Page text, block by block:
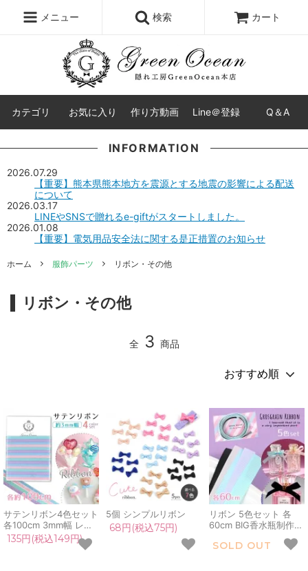
メニュー 検索 カート
カテゴリ お気に入り 作り方動画 Line＠登録 Q＆A
INFORMATION
2026.07.29
【重要】熊本県熊本地方を震源とする地震の影響による配送
について
2026.03.17
LINEやSNSで贈れるe-giftがスタートしました。
2026.01.08
【重要】電気用品安全法に関する是正措置のお知らせ
ホーム 服飾パーツ リボン・その他
リボン・その他
全 3 商品
サテンリボン4色セット
各100cm 3mm幅 レフ
ィル リフィル りぼん
エメラルドグリーン パ
135円(税込149円)
5個 シンプルリボン
68円(税込75円)
リボン 5色セット 各
60cm BIG香水瓶制作
立体香水瓶制作 アクセ
サリー 手芸 手作り ハ
SOLD OUT
シリコンモールド